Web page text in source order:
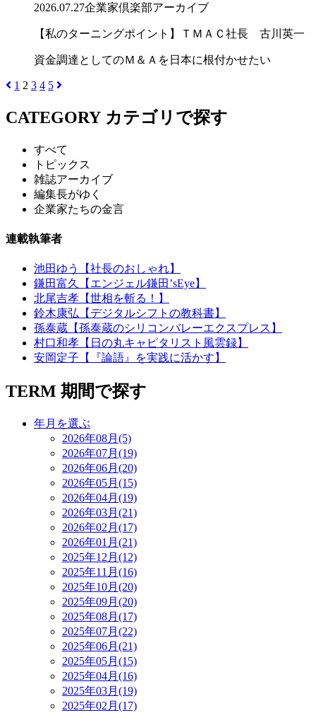
2026.07.27企業家倶楽部アーカイブ
【私のターニングポイント】ＴＭＡＣ社長 古川英一
資金調達としてのＭ＆Ａを日本に根付かせたい
1 2 3 4 5
CATEGORY カテゴリで探す
すべて
トピックス
雑誌アーカイブ
編集長がゆく
企業家たちの金言
連載執筆者
池田ゆう【社長のおしゃれ】
鎌田富久【エンジェル鎌田’sEye】
北尾吉孝【世相を斬る！】
鈴木康弘【デジタルシフトの教科書】
孫泰蔵【孫泰蔵のシリコンバレーエクスプレス】
村口和孝【日の丸キャピタリスト風雲録】
安岡定子【『論語』を実践に活かす】
TERM 期間で探す
年月を選ぶ
2026年08月(5)
2026年07月(19)
2026年06月(20)
2026年05月(15)
2026年04月(19)
2026年03月(21)
2026年02月(17)
2026年01月(21)
2025年12月(12)
2025年11月(16)
2025年10月(20)
2025年09月(20)
2025年08月(17)
2025年07月(22)
2025年06月(21)
2025年05月(15)
2025年04月(16)
2025年03月(19)
2025年02月(17)